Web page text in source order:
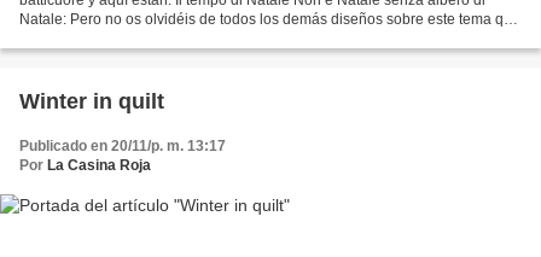
Natale: Pero no os olvidéis de todos los demás diseños sobre este tema que
Winter in quilt
Publicado en 20/11/p. m. 13:17
Por La Casina Roja